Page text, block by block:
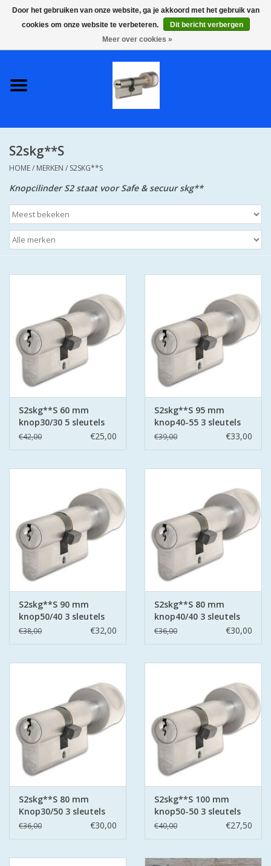
0 Artikelen - €0,00
S2 COMPLETE VEILIGE
SKG**
S2 CILINDER SLOTEN IN
IEDERE GEWENSTE MAAT MET
GEWONE GENUMMERDE
SLEUTELS SKG**
(GAATJES)VEILIGE
GENUMMERDE SLEUTELS
SKG**
ISEO F 6 EXTRA S
ANTIKERNTREK ZWART IN
IEDERE GEWENSTE MAAT MET
GEWONE GENUMMERDE
VEILIGE SLEUTELS SKG***
ISEO F 6 EXTRA S
ANTIKERNTREK IN IEDERE
GEWENSTE MAAT MET
GEWONE SLEUTEL SKG***
ISEO F9 ANTIKERNTREK IN
IEDERE GEWENSTE MAAT MET
GEWONE SLEUTELS MET
CERTIFICAAT SKG***
BOLD ELECTRONISCHE
KIJK EENS ROND LEUKE
AANBIEDINGEN
DEURSCHILDEN VOOR
BUITEN
waakborden
S2skg**S
HOME/ MERKEN / S2SKG**S
Knopcilinder S2 staat voor Safe & secuur skg**
S2skg**S 60 mm
knop30/30 5 sleutels
€42,00 €25,00
S2skg**S 95 mm
knop40-55 3 sleutels
€39,00 €33,00
S2skg**S 90 mm
knop50/40 3 sleutels
€38,00 €32,00
S2skg**S 80 mm
knop40/40 3 sleutels
€36,00 €30,00
S2skg**S 80 mm
Knop30/50 3 sleutels
€36,00 €30,00
S2skg**S 100 mm
knop50-50 3 sleutels
€40,00 €27,50
Door het gebruiken van onze website, ga je akkoord met het gebruik van
cookies om onze website te verbeteren.
Dit bericht verbergen
Meer over cookies »